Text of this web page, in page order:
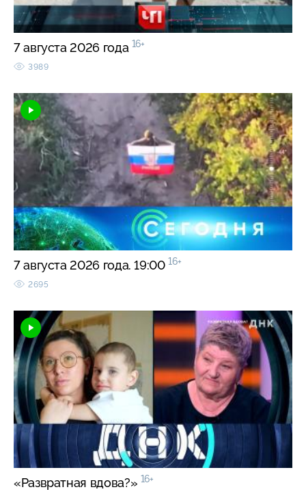
7 августа 2026 года 16+
3989
7 августа 2026 года. 19:00 16+
2695
«Развратная вдова?» 16+